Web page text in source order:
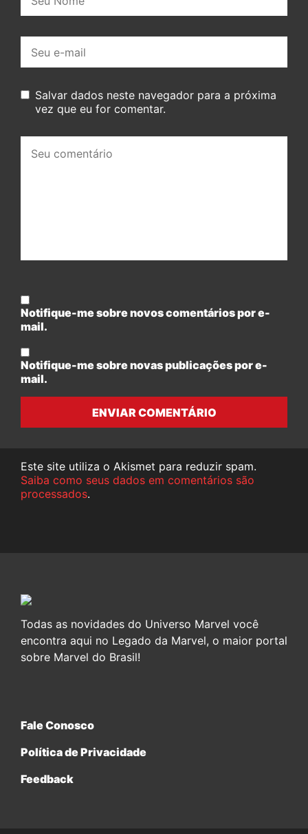
mail:
Salvar dados neste navegador para a próxima
vez que eu for comentar.
comentário:
Notifique-me sobre novos comentários por e-
mail.
Notifique-me sobre novas publicações por e-
mail.
ENVIAR COMENTÁRIO
Este site utiliza o Akismet para reduzir spam.
Saiba como seus dados em comentários são
processados.
Todas as novidades do Universo Marvel você
encontra aqui no Legado da Marvel, o maior portal
sobre Marvel do Brasil!
Fale Conosco
Política de Privacidade
Feedback